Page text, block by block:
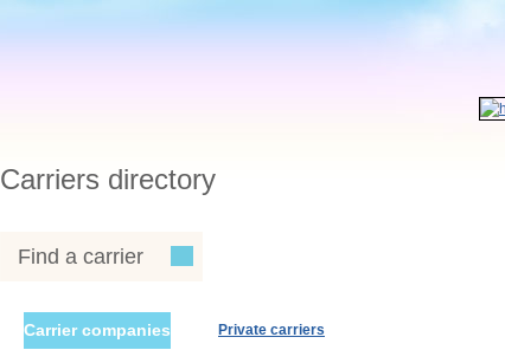
Carriers directory
Find a carrier
Carrier companies Private carriers